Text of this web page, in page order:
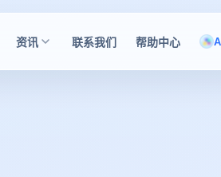
资讯 联系我们 帮助中心